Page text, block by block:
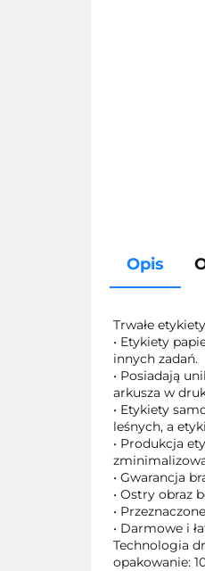
Opis
Trwałe
• Etykiety
innych zadań.
• Posiadają
arkusza w
• Etykiety
leśnych, a
• Produkcja
• Gwarancja
• Ostry obraz
•
• Darmowe i
Technologia
opakowanie: